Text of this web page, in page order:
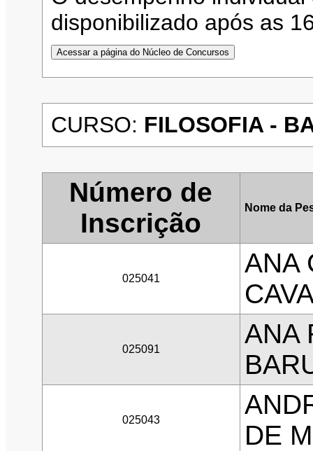
disponibilizado após as
CURSO: FILOSOFIA -
Número de
Inscrição
Nome da
025041
ANA
025091
ANA
025043
DE